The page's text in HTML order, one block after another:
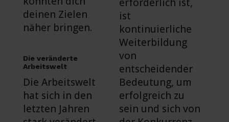
deinen Zielen
näher bringen.
Die veränderte
Arbeitswelt
Die Arbeitswelt
hat sich in den
letzten Jahren
erforderlich ist,
ist
kontinuierliche
Weiterbildung
von
entscheidender
Bedeutung, um
erfolgreich zu
sein und sich von